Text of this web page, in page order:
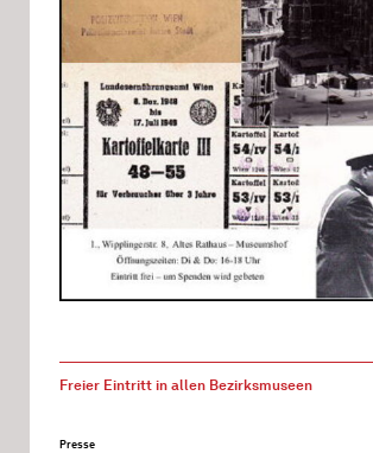
Freier Eintritt in allen Bezirksmuseen
Presse